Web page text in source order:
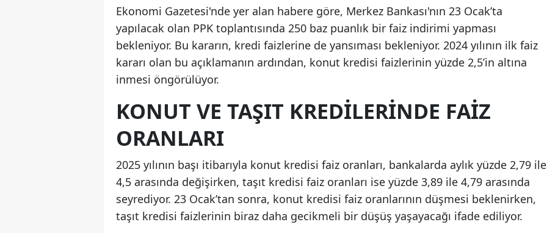
Ekonomi Gazetesi'nde yer alan habere göre, Merkez Bankası'nın 23 Ocak’ta
yapılacak olan PPK toplantısında 250 baz puanlık bir faiz indirimi yapması
bekleniyor. Bu kararın, kredi faizlerine de yansıması bekleniyor. 2024 yılının ilk faiz
kararı olan bu açıklamanın ardından, konut kredisi faizlerinin yüzde 2,5’in altına
inmesi öngörülüyor.
KONUT VE TAŞIT KREDILERINDE FAIZ
ORANLARI
2025 yılının başı itibarıyla konut kredisi faiz oranları, bankalarda aylık yüzde 2,79 ile
4,5 arasında değişirken, taşıt kredisi faiz oranları ise yüzde 3,89 ile 4,79 arasında
seyrediyor. 23 Ocak’tan sonra, konut kredisi faiz oranlarının düşmesi beklenirken,
taşıt kredisi faizlerinin biraz daha gecikmeli bir düşüş yaşayacağı ifade ediliyor.